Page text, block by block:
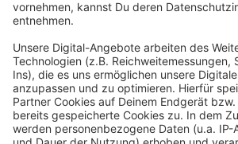
Aktuell läuft auch die Woche der
Anzeige